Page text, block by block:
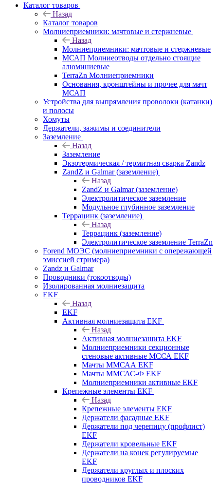
Каталог товаров
Назад
Каталог товаров
Молниеприемники: мачтовые и стержневые
Назад
Молниеприемники: мачтовые и стержневые
МСАП Молниеотводы отдельно стоящие
алюминиевые
TerraZn Молниеприемники
Основания, кронштейны и прочее для мачт
МСАП
Устройства для выпрямления проволоки (катанки)
и полосы
Хомуты
Держатели, зажимы и соединители
Заземление
Назад
Заземление
Экзотермическая / термитная сварка Zandz
ZandZ и Galmar (заземление)
Назад
ZandZ и Galmar (заземление)
Электролитическое заземление
Модульное глубинное заземление
Террацинк (заземление)
Назад
Террацинк (заземление)
Электролитическое заземление TerraZn
Forend МОЭС (молниеприемники с опережающей
эмиссией стримера)
Zandz и Galmar
Проводники (токоотводы)
Изолированная молниезащита
EKF
Назад
EKF
Активная молниезащита EKF
Назад
Активная молниезащита EKF
Молниеприемники секционные
стеновые активные МССА EKF
Мачты ММСАА EKF
Мачты ММСАС-Ф EKF
Молниеприемники активные EKF
Крепежные элементы EKF
Назад
Крепежные элементы EKF
Держатели фасадные EKF
Держатели под черепицу (профлист)
EKF
Держатели кровельные EKF
Держатели на конек регулируемые
EKF
Держатели круглых и плоских
проводников EKF